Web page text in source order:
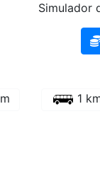
Simulador
1